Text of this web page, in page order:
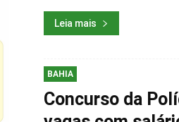
Leia mais
BAHIA
Concurso da